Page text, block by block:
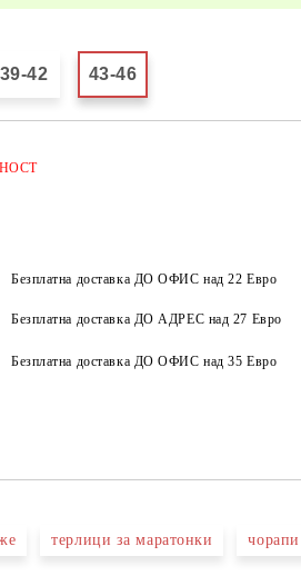
39-42 43-46
Безплатна доставка ДО ОФИС над 22 Евро
Безплатна доставка ДО АДРЕС над 27 Евро
Безплатна доставка ДО ОФИС над 35 Евро
терлици за маратонки